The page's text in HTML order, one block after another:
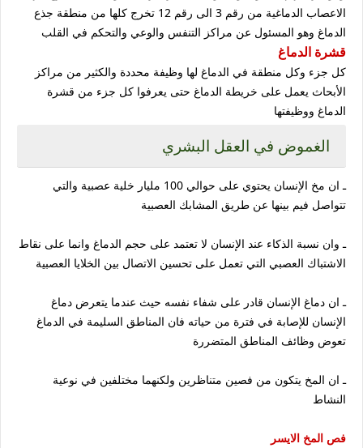
الاعصاب الدماغية من رقم 3 الى رقم 12 تخرج كلها من منطقة جذع
الدماغ وهو المسئول عن مراكز التنفس والوعي والتحكم في القلب
قشرة الدماغ
كل جزء وكل منطقة في الدماغ لها وظيفة محددة والكثير من مراكز
الأبحاث يعمل على خريطة الدماغ حتى يعرفوا كل جزء من قشرة
الدماغ ووظيفتها
الغموض في العقل البشري
ـ ان مخ الإنسان يحتوي على حوالي 100 مليار خلية عصبية والتي
تتواصل فيم بينها عن طريق المشابك العصبية
ـ وان نسبة الذكاء عند الإنسان لا تعتمد على حجم الدماغ وانما على نقاط
الاشتباك العصبي التي تعمل على تحسين الاتصال بين الخلايا العصبية
ـ ان دماغ الإنسان قادر على شفاء نفسه حيث عندما يتعرض دماغ
الإنسان للإصابة في فترة من حياته فان المناطق السليمة في الدماغ
تعوض وظائف المناطق المتضررة
ـ ان المخ يتكون من فصين متناظرين ولكنهما مختلفين في نوعية
النشاط
فص المخ الايسر